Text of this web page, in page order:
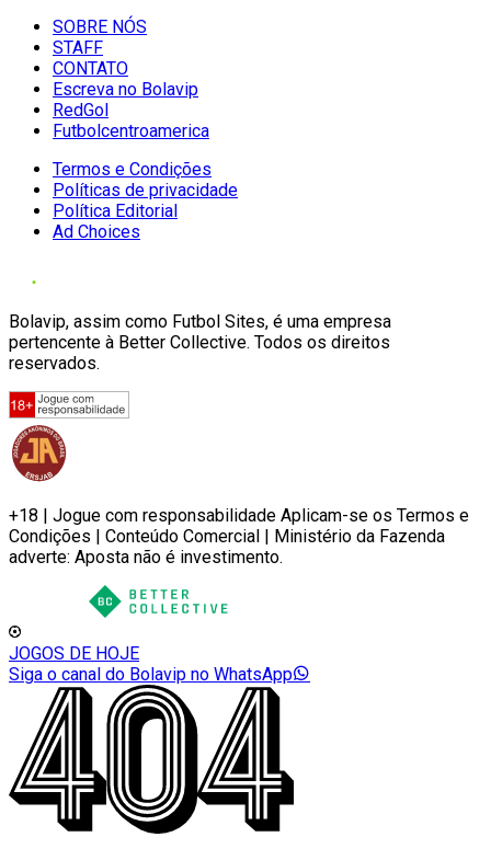
SOBRE NÓS
STAFF
CONTATO
Escreva no Bolavip
RedGol
Futbolcentroamerica
Termos e Condições
Políticas de privacidade
Política Editorial
Ad Choices
Bolavip, assim como Futbol Sites, é uma empresa
pertencente à Better Collective. Todos os direitos
reservados.
+18 | Jogue com responsabilidade Aplicam-se os Termos e
Condições | Conteúdo Comercial | Ministério da Fazenda
adverte: Aposta não é investimento.
JOGOS DE HOJE
Siga o canal do Bolavip no WhatsApp